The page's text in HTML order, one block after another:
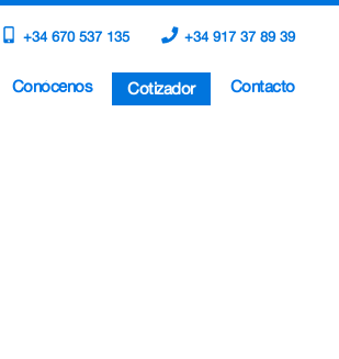
+34 670 537 135 +34 917 37 89 39
Conócenos Cotizador Contacto